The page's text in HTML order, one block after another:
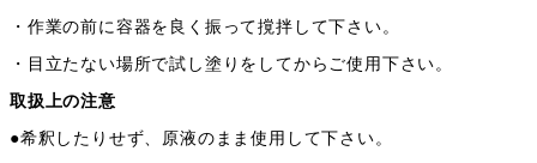
・作業の前に容器を良く振って撹拌して下さい。
・目立たない場所で試し塗りをしてからご使用下さい。
取扱上の注意
●希釈したりせず、原液のまま使用して下さい。